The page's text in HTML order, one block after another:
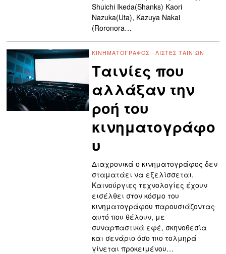
Shuichi Ikeda(Shanks) Kaori
Nazuka(Uta), Kazuya Nakai
(Roronora…
ΚΙΝΗΜΑΤΟΓΡΆΦΟΣ · ΛΊΣΤΕΣ ΤΑΙΝΙΏΝ
Ταινίες που
αλλάξαν την
ροή του
κινηματογράφο
υ
Διαχρονικά ο κινηματογράφος δεν
σταματάει να εξελίσσεται.
Καινούργιες τεχνολογίες έχουν
εισέλθει στον κόσμο του
κινηματογράφου παρουσιάζοντας
αυτό που θέλουν, με
συναρπαστικά εφέ, σκηνοθεσία
και σενάριο όσο πιο τολμηρά
γίνεται προκειμένου…